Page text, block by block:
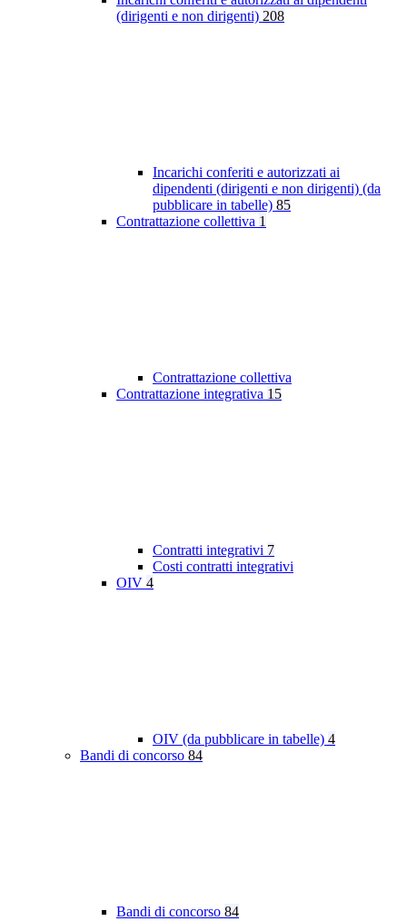
(dirigenti e non dirigenti) 208
Incarichi conferiti e autorizzati ai
dipendenti (dirigenti e non dirigenti) (da
pubblicare in tabelle) 85
Contrattazione collettiva 1
Contrattazione collettiva
Contrattazione integrativa 15
Contratti integrativi 7
Costi contratti integrativi
OIV 4
OIV (da pubblicare in tabelle) 4
Bandi di concorso 84
Bandi di concorso 84